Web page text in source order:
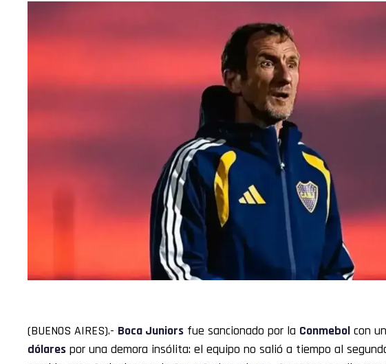
(BUENOS AIRES).- Boca Juniors fue sancionado por la Conmebol con
dólares por una demora insólita: el equipo no salió a tiempo al